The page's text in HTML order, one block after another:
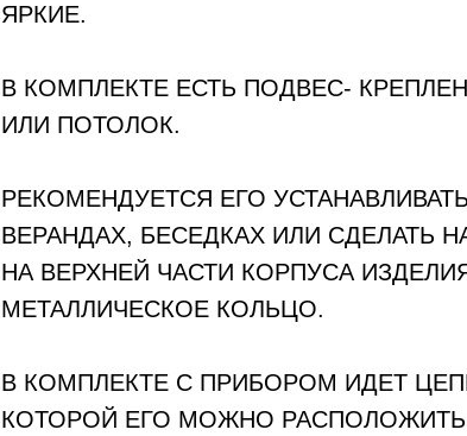
ЯРКИЕ.
В КОМПЛЕКТЕ ЕСТЬ ПОДВЕС-
ИЛИ ПОТОЛОК.
РЕКОМЕНДУЕТСЯ ЕГО
ВЕРАНДАХ, БЕСЕДКАХ ИЛИ СДЕЛАТЬ
НА ВЕРХНЕЙ ЧАСТИ КОРПУСА
МЕТАЛЛИЧЕСКОЕ КОЛЬЦО.
В КОМПЛЕКТЕ С ПРИБОРОМ ИДЕТ
КОТОРОЙ ЕГО МОЖНО